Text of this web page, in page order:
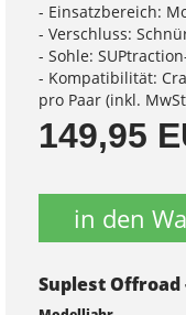
- Einsatzbereich:
- Verschluss:
- Sohle:
- Kompatibilität:
pro Paar (inkl.
149,95
in den
Suplest Offroad